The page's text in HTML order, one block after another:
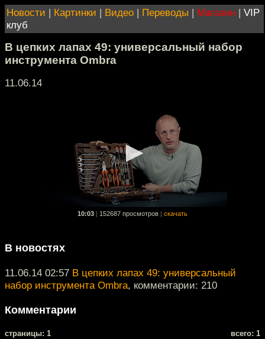
Новости | Картинки | Видео | Переводы | Магазин | VIP
клуб
В цепких лапах 49: универсальный набор
инструмента Ombra
11.06.14
10:03 152687 просмотров скачать
В новостях
11.06.14 02:57 В цепких лапах 49: универсальный
набор инструмента Ombra, комментарии: 210
Комментарии
cтраницы: 1 всего: 1